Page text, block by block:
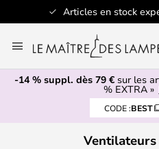
Articles en stock
au
contenu
-14 % suppl. dès 79 €sur les
% EXTRA »
CODE :BEST